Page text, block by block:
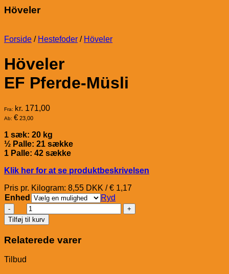
Höveler
Forside / Hestefoder / Höveler
Höveler
EF Pferde-Müsli
Fra: kr. 171,00
Ab: € 23,00
1 sæk: 20 kg
½ Palle: 21 sække
1 Palle: 42 sække
Klik her for at se produktbeskrivelsen
Pris pr. Kilogram: 8,55 DKK / € 1,17
Enhed
Ryd
Höveler
EF
Pferde-
Müsli
antal
Tilføj til kurv
Relaterede varer
Tilbud